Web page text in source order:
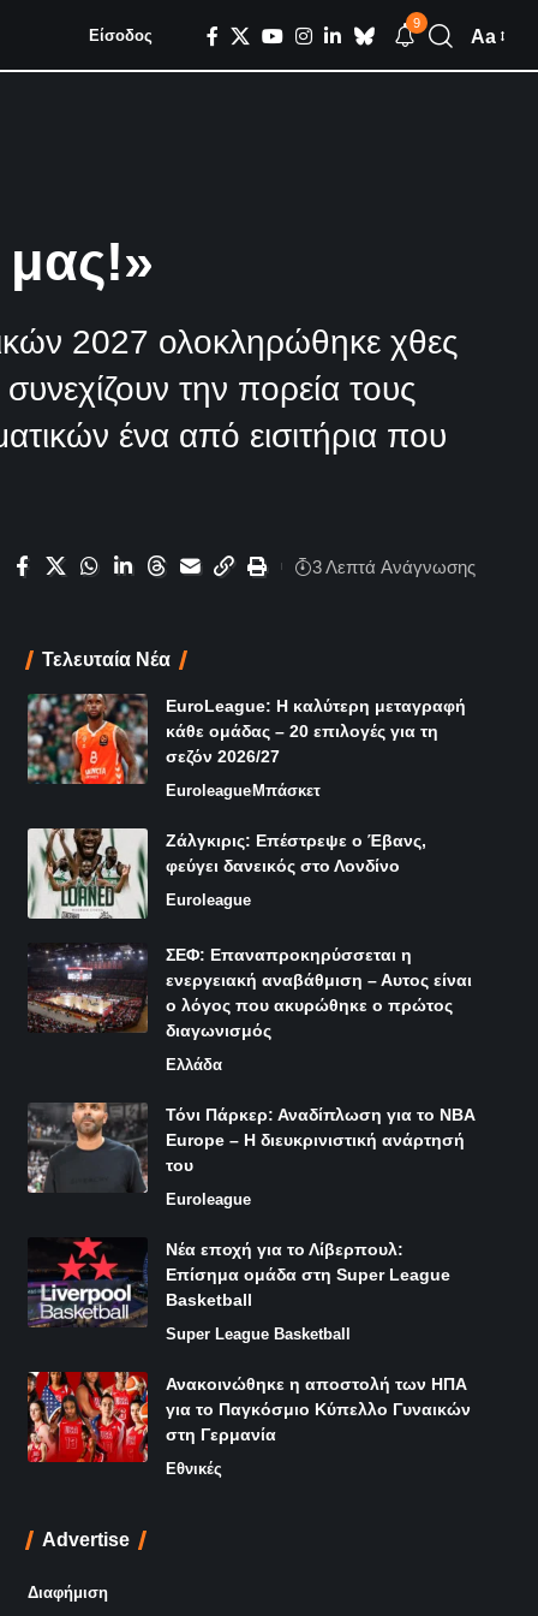
Είσοδος
9
Aa
μας!»
2027 ολοκληρώθηκε χθες
την πορεία τους
ένα από εισιτήρια που
3 Λεπτά Aνάγνωσης
Τελευταία Νέα
EuroLeague: Η καλύτερη μεταγραφή
κάθε ομάδας – 20 επιλογές για τη
σεζόν 2026/27
EuroleagueΜπάσκετ
Ζάλγκιρις: Επέστρεψε ο Έβανς,
φεύγει δανεικός στο Λονδίνο
Euroleague
ΣΕΦ: Επαναπροκηρύσσεται η
ενεργειακή αναβάθμιση – Αυτος είναι
ο λόγος που ακυρώθηκε ο πρώτος
διαγωνισμός
Ελλάδα
Τόνι Πάρκερ: Αναδίπλωση για το NBA
Europe – Η διευκρινιστική ανάρτησή
του
Euroleague
Νέα εποχή για το Λίβερπουλ:
Επίσημα ομάδα στη Super League
Basketball
Super League Basketball
Ανακοινώθηκε η αποστολή των ΗΠΑ
για το Παγκόσμιο Κύπελλο Γυναικών
στη Γερμανία
Εθνικές
Advertise
Διαφήμιση